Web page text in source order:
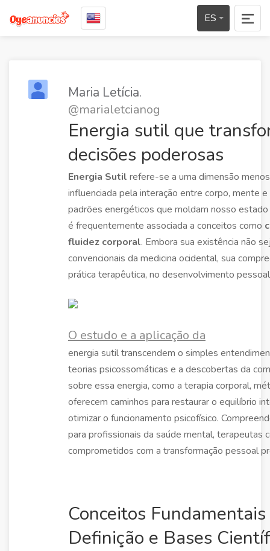
ES
Maria Letícia.
@marialetcianog
Energia sutil que
decisões poderosas
Energia Sutil refere-se a uma dimensão
influenciada pela interação entre corpo, mente
padrões energéticos que moldam nosso
é frequentemente associada a conceitos como
fluidez corporal. Embora sua existência não
convencionais da medicina ocidental, sua
prática terapêutica, no desenvolvimento
O estudo e a aplicação da
energia sutil transcendem o simples
teorias psicossomáticas e a descobertas da
sobre essa energia, como a terapia corporal,
oferecem caminhos para restaurar o equilíbrio
otimizar o funcionamento psicofísico.
para profissionais da saúde mental, terapeutas
comprometidos com a transformação pessoal
Conceitos
Definição e Bases